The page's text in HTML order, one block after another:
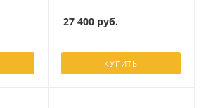
27 400 руб.
КУПИТЬ